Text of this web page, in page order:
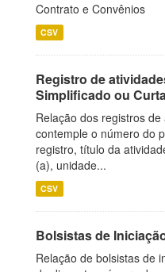
Contrato e Convênios
CSV
Registro de
Simplificado ou
Relação dos registros
contemple o número do
registro, título da
(a), unidade...
CSV
Bolsistas de
Relação de bolsistas de